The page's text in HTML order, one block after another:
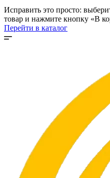
Исправить это просто:
товар и нажмите кнопку «В
Перейти в каталог